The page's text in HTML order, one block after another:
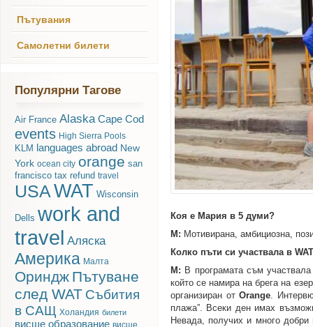
Пътувания
Самолетни билети
Популярни Тагове
Air France Alaska Cape Cod
events High Sierra Pools
KLM languages abroad New
York ocean city orange san
francisco tax refund travel
USAWAT Wisconsin
Dells work and
travel Аляска
Америка Малта
Ориндж Пътуване
след WAT Събития
в САЩ Холандия билети
висше образование висше
Коя е Мария в 5 думи?
М: Мотивирана, амбициозна,
Колко пъти си участвала в
М: В програмата съм
който се намира на брега на
организиран отOrange.
плажa”. Всеки ден имах
Невада, получих и много